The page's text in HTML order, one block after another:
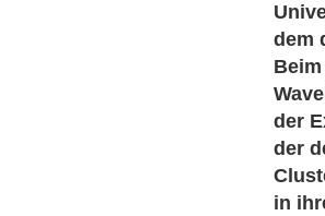
dem
der
der
in